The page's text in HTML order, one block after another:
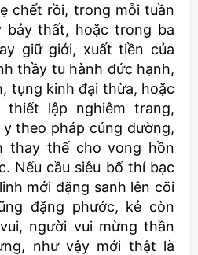
chết rồi, trong mỗi tuần
bảy thất, hoặc trong ba
giữ giới, xuất tiền của
thầy tu hành đức hạnh,
tụng kinh đại thừa, hoặc
thiết lập nghiêm trang,
theo pháp cúng dường,
thay thế cho vong hồn
Nếu cầu siêu bố thí bạc
mới đặng sanh lên cõi
đặng phước, kẻ còn
người vui mừng thần
như vậy mới thật là